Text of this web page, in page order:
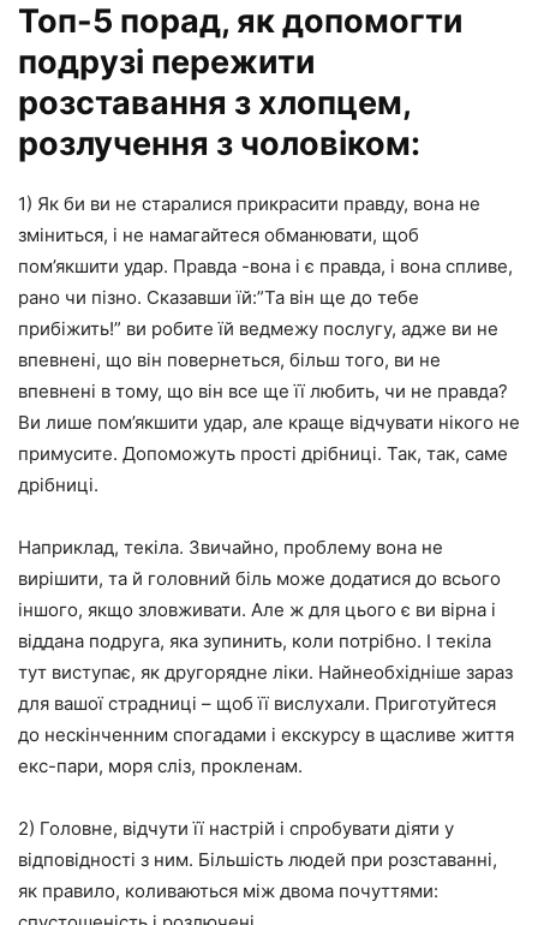
Топ-5 порад, як допомогти
подрузі пережити
розставання з хлопцем,
розлучення з чоловіком:
1) Як би ви не старалися прикрасити правду, вона не
зміниться, і не намагайтеся обманювати, щоб
пом’якшити удар. Правда -вона і є правда, і вона спливе,
рано чи пізно. Сказавши їй:”Та він ще до тебе
прибіжить!” ви робите їй ведмежу послугу, адже ви не
впевнені, що він повернеться, більш того, ви не
впевнені в тому, що він все ще її любить, чи не правда?
Ви лише пом’якшити удар, але краще відчувати нікого не
примусите. Допоможуть прості дрібниці. Так, так, саме
дрібниці.
Наприклад, текіла. Звичайно, проблему вона не
вирішити, та й головний біль може додатися до всього
іншого, якщо зловживати. Але ж для цього є ви вірна і
віддана подруга, яка зупинить, коли потрібно. І текіла
тут виступає, як другорядне ліки. Найнеобхідніше зараз
для вашої страдниці – щоб її вислухали. Приготуйтеся
до нескінченним спогадами і екскурсу в щасливе життя
екс-пари, моря сліз, прокленам.
2) Головне, відчути її настрій і спробувати діяти у
відповідності з ним. Більшість людей при розставанні,
як правило, коливаються між двома почуттями: